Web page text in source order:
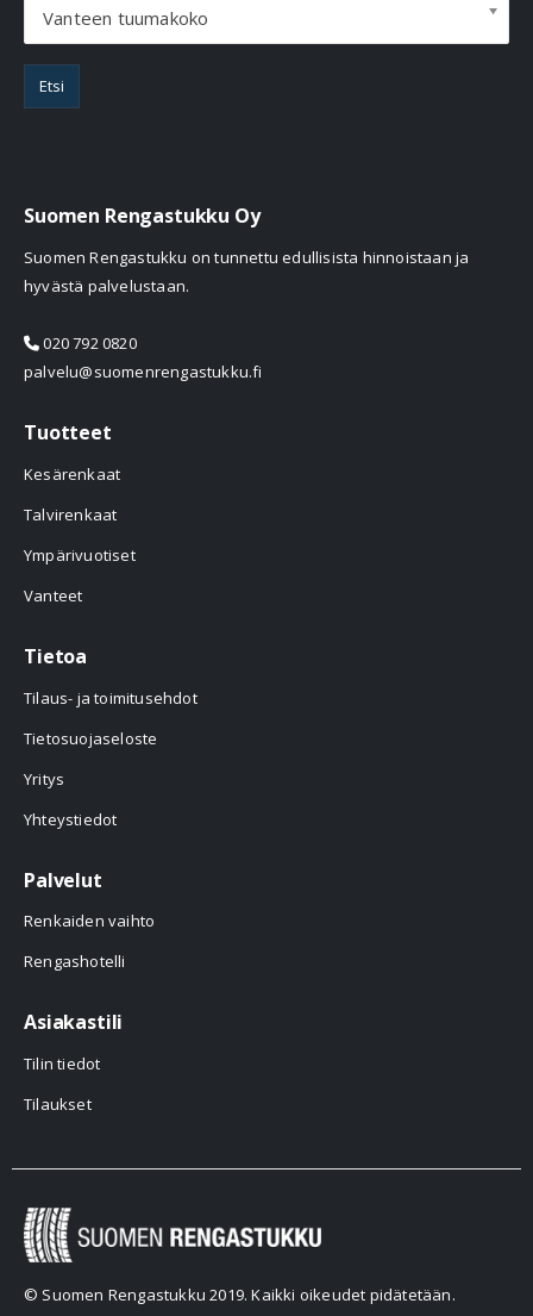
Vanteen tuumakoko
Etsi
Suomen Rengastukku Oy
Suomen Rengastukku on tunnettu edullisista hinnoistaan ja
hyvästä palvelustaan.
020 792 0820
palvelu@suomenrengastukku.fi
Tuotteet
Kesärenkaat
Talvirenkaat
Ympärivuotiset
Vanteet
Tietoa
Tilaus- ja toimitusehdot
Tietosuojaseloste
Yritys
Yhteystiedot
Palvelut
Renkaiden vaihto
Rengashotelli
Asiakastili
Tilin tiedot
Tilaukset
© Suomen Rengastukku 2019. Kaikki oikeudet pidätetään.